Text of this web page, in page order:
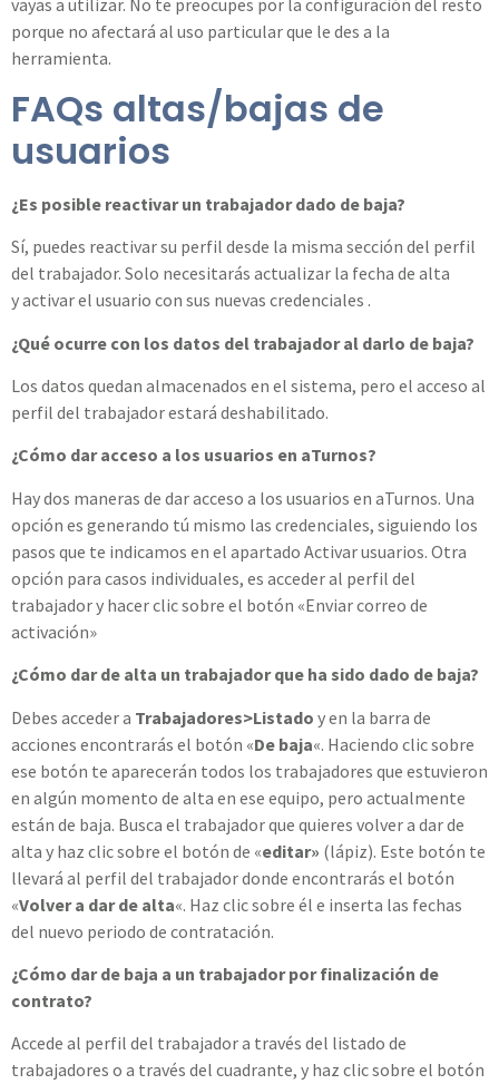
vayas a utilizar. No te preocupes por la configuración del resto
porque no afectará al uso particular que le des a la
herramienta.
FAQs altas/bajas de
usuarios
¿Es posible reactivar un trabajador dado de baja?
Sí, puedes reactivar su perfil desde la misma sección del perfil
del trabajador. Solo necesitarás actualizar la fecha de alta
yactivar el usuario con sus nuevas credenciales .
¿Qué ocurre con los datos del trabajador al darlo de baja?
Los datos quedan almacenados en el sistema, pero el acceso al
perfil del trabajador estará deshabilitado.
¿Cómo dar acceso a los usuarios en aTurnos?
Hay dos maneras de dar acceso a los usuarios en aTurnos. Una
opción es generando tú mismo las credenciales, siguiendo los
pasos que te indicamos en el apartado Activar usuarios. Otra
opción para casos individuales, es acceder al perfil del
trabajador y hacer clic sobre el botón «Enviar correo de
activación»
¿Cómo dar de alta un trabajador que ha sido dado de baja?
Debes acceder a Trabajadores>Listado y en la barra de
acciones encontrarás el botón «De baja«. Haciendo clic sobre
ese botón te aparecerán todos los trabajadores que estuvieron
en algún momento de alta en ese equipo, pero actualmente
están de baja. Busca el trabajador que quieres volver a dar de
alta y haz clic sobre el botón de «editar» (lápiz). Este botón te
llevará al perfil del trabajador donde encontrarás el botón
«Volver a dar de alta«. Haz clic sobre él e inserta las fechas
del nuevo periodo de contratación.
¿Cómo dar de baja a un trabajador por finalización de
contrato?
Accede al perfil del trabajador a través del listado de
trabajadores o a través del cuadrante, y haz clic sobre el botón